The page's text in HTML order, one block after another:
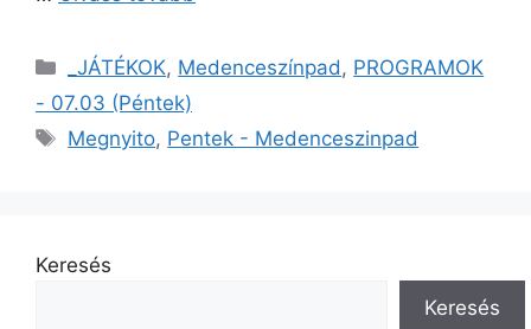
_JÁTÉKOK, Medenceszínpad, PROGRAMOK
- 07.03 (Péntek)
Megnyito, Pentek - Medenceszinpad
Keresés
Keresés